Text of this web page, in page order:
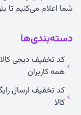
شما اعلام می‌کنیم تا
دسته‌بندی‌ها
کد تخفیف دیجی
همه کاربران
کد تخفیف ارسال
کالا